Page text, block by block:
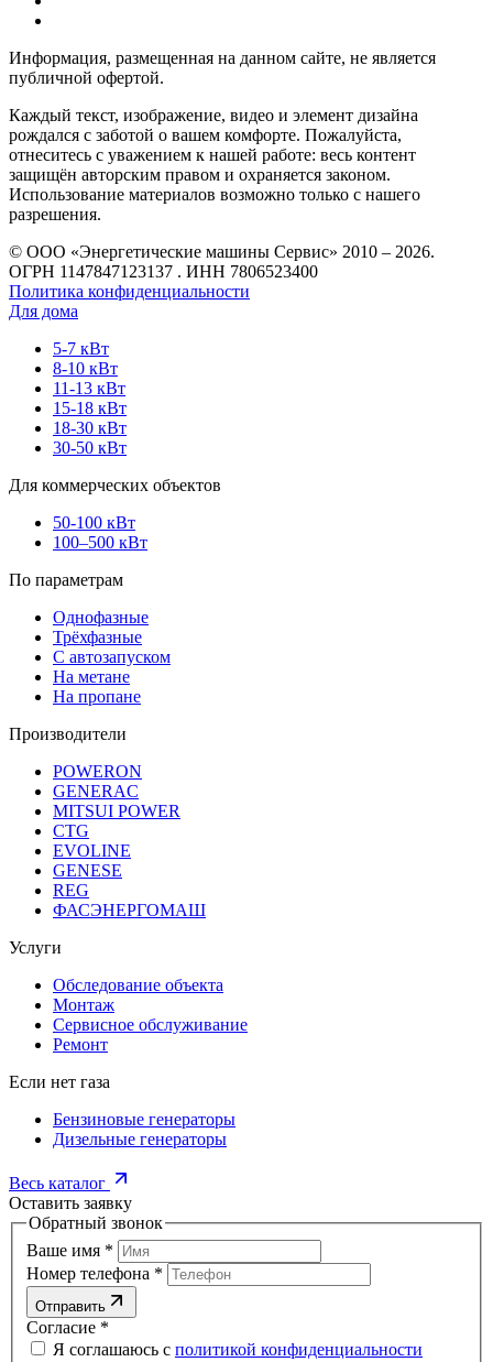
Информация, размещенная на данном сайте, не является
публичной офертой.
Каждый текст, изображение, видео и элемент дизайна
рождался с заботой о вашем комфорте. Пожалуйста,
отнеситесь с уважением к нашей работе: весь контент
защищён авторским правом и охраняется законом.
Использование материалов возможно только с нашего
разрешения.
© ООО «Энергетические машины Сервис» 2010 – 2026.
ОГРН 1147847123137 . ИНН 7806523400
Политика конфиденциальности
Для дома
5-7 кВт
8-10 кВт
11-13 кВт
15-18 кВт
18-30 кВт
30-50 кВт
Для коммерческих объектов
50-100 кВт
100–500 кВт
По параметрам
Однофазные
Трёхфазные
С автозапуском
На метане
На пропане
Производители
POWERON
GENERAC
MITSUI POWER
CTG
EVOLINE
GENESE
REG
ФАСЭНЕРГОМАШ
Услуги
Обследование объекта
Монтаж
Сервисное обслуживание
Ремонт
Если нет газа
Бензиновые генераторы
Дизельные генераторы
Весь каталог
Оставить заявку
Обратный звонок
Ваше имя *
Номер телефона *
Отправить
Согласие *
Я соглашаюсь с политикой конфиденциальности